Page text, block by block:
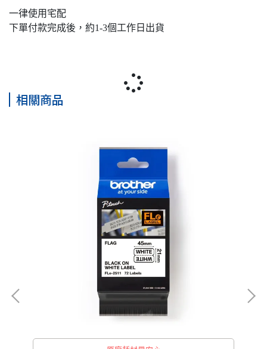
一律使用宅配
下單付款完成後，約1-3個工作日出貨
相關商品